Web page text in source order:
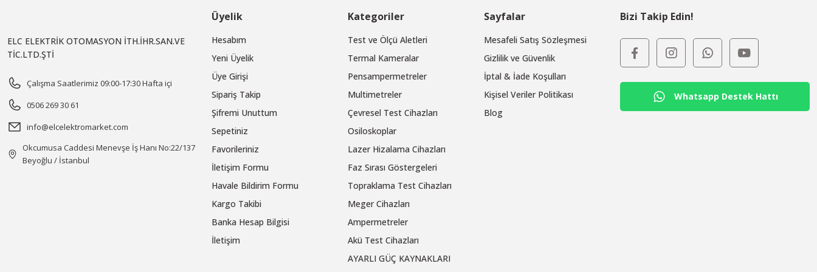
ELC ELEKTRİK OTOMASYON İTH.İHR.SAN.VE
TİC.LTD.ŞTİ
Çalışma Saatlerimiz 09:00-17:30 Hafta içi
0506 269 30 61
info@elcelektromarket.com
Okcumusa Caddesi Menevşe İş Hanı No:22/137
Beyoğlu / İstanbul
Üyelik
Hesabım
Yeni Üyelik
Üye Girişi
Sipariş Takip
Şifremi Unuttum
Sepetiniz
Favorileriniz
İletişim Formu
Havale Bildirim Formu
Kargo Takibi
Banka Hesap Bilgisi
İletişim
Kategoriler
Test ve Ölçü Aletleri
Termal Kameralar
Pensampermetreler
Multimetreler
Çevresel Test Cihazları
Osiloskoplar
Lazer Hizalama Cihazları
Faz Sırası Göstergeleri
Topraklama Test Cihazları
Meger Cihazları
Ampermetreler
Akü Test Cihazları
AYARLI GÜÇ KAYNAKLARI
Sayfalar
Mesafeli Satış Sözleşmesi
Gizlilik ve Güvenlik
İptal & İade Koşulları
Kişisel Veriler Politikası
Blog
Bizi Takip Edin!
Whatsapp Destek Hattı